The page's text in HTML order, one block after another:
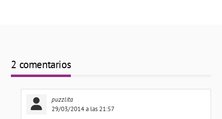
2 comentarios
puzzlita
29/03/2014 a las 21:57